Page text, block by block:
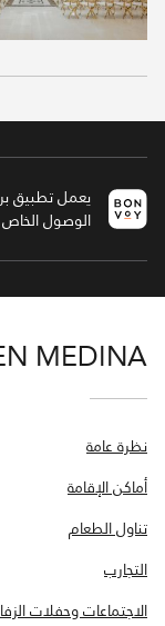
الوصول
MEDINA
نظرة عامة
أماكن الإقامة
تناول الطعام
التجارب
الاجتماعات وحفلات